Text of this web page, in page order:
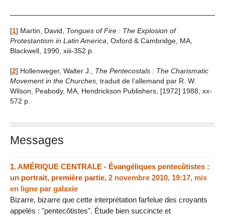
[1] Martin, David, Tongues of Fire : The Explosion of
Protestantism in Latin America , Oxford & Cambridge, MA,
Blackwell, 1990, xiii-352 p.
[2] Hollenweger, Walter J., The Pentecostals : The Charismatic
Movement in the Churches, traduit de l’allemand par R. W.
Wilson, Peabody, MA, Hendrickson Publishers, [1972] 1988, xx-
572 p.
Messages
1.AMÉRIQUE CENTRALE - Évangéliques pentecôtistes :
un portrait, première partie, 2 novembre 2010, 19:17, mis
en ligne par galaxie
Bizarre, bizarre que cette interprétation farfelue des croyants
appelés : "pentecôtistes". Étude bien succincte et